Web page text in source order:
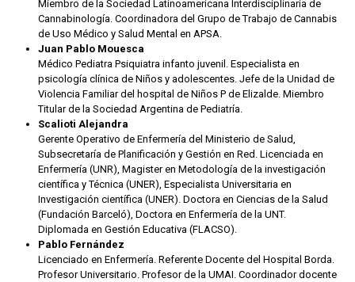
Miembro de la Sociedad Latinoamericana Interdisciplinaria de
Cannabinología. Coordinadora del Grupo de Trabajo de Cannabis
de Uso Médico y Salud Mental en APSA.
Juan Pablo Mouesca
Médico Pediatra Psiquiatra infanto juvenil. Especialista en
psicología clínica de Niños y adolescentes. Jefe de la Unidad de
Violencia Familiar del hospital de Niños P de Elizalde. Miembro
Titular de la Sociedad Argentina de Pediatría.
Scalioti Alejandra
Gerente Operativo de Enfermería del Ministerio de Salud,
Subsecretaría de Planificación y Gestión en Red. Licenciada en
Enfermería (UNR), Magister en Metodología de la investigación
científica y Técnica (UNER), Especialista Universitaria en
Investigación científica (UNER). Doctora en Ciencias de la Salud
(Fundación Barceló), Doctora en Enfermería de la UNT.
Diplomada en Gestión Educativa (FLACSO).
Pablo Fernández
Licenciado en Enfermería. Referente Docente del Hospital Borda.
Profesor Universitario. Profesor de la UMAI. Coordinador docente